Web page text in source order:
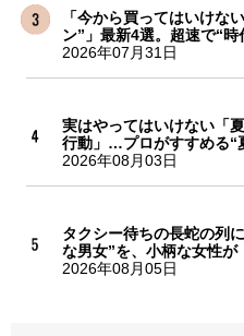
「今から買ってはいけな
ン”」最新4選。超速で“時
2026年07月31日
実はやってはいけない「
行動」…プロがすすめる“
2026年08月03日
タクシー待ちの長蛇の列
な男女”を、小柄な女性が
2026年08月05日